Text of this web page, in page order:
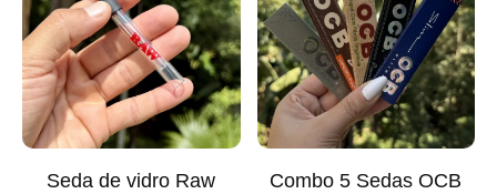
Seda de vidro Raw Combo 5 Sedas OCB